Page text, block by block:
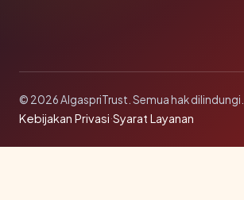
© 2026 AlgaspriTrust. Semua hak dilindungi.
Kebijakan Privasi·Syarat Layanan